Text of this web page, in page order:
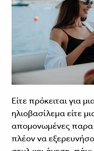
Είτε πρόκειται για
ηλιοβασίλεμα είτε
απομονωμένες
πλέον να